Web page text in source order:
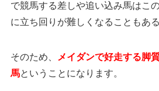
で競馬する差しや追い込み馬はこ
に立ち回りが難しくなることもある
そのため、
メイダンで好走する脚
馬ということになります。